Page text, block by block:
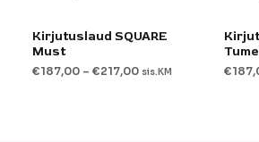
Kirjutuslaud SQUARE
Must
€187,00 –€217,00 sis.KM €